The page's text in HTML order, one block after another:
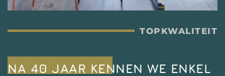
TOPKWALITEIT
NA 40 JAAR KENNEN WE ENKEL